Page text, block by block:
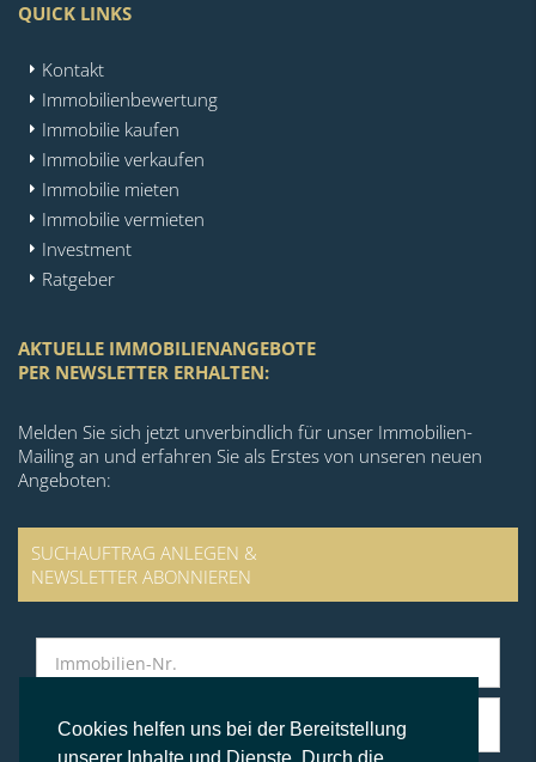
Cookies helfen uns bei der Bereitstellung
QUICK LINKS
Kontakt
Immobilienbewertung
Immobilie kaufen
Immobilie verkaufen
Immobilie mieten
Immobilie vermieten
Investment
Ratgeber
AKTUELLE IMMOBILIENANGEBOTE
PER NEWSLETTER ERHALTEN:
Melden Sie sich jetzt unverbindlich für unser Immobilien-
Mailing an und erfahren Sie als Erstes von unseren neuen
Angeboten:
SUCHAUFTRAG ANLEGEN &
NEWSLETTER ABONNIEREN